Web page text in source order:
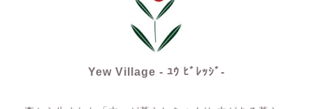
Yew Village - ﾕｳ ﾋﾞﾚｯｼﾞ-